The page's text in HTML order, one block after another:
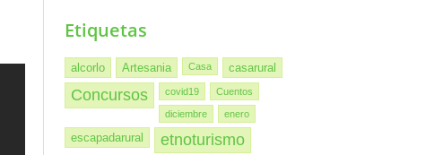
Etiquetas
alcorlo Artesania Casa casarural
Concursos covid19 Cuentos
diciembre enero
escapadarural etnoturismo